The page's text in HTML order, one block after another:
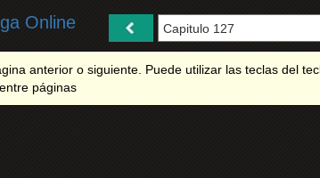
Online
anterior o siguiente. Puede utilizar las teclas del
páginas